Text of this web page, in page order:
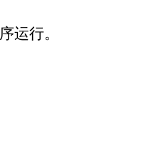
运行。